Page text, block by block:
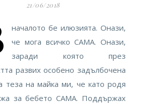
21/06/2018
началото бе илюзията. Онази,
че мога всичко САМА. Онази,
заради която през
развих особено задълбочена
теза на майка ми, че като родя
за бебето САМА. Поддържах